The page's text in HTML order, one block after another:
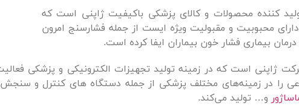
کننده محصولات و کالای پزشکی باکیفیت ژاپنی است که
محبوبیت و مقبولیت ویژه ایست از جمله فشارسنج امرون
بیماری فشار خون بیماران ایفا کرده است.
را در زمینه‌های مختلف پزشکی از جمله دستگاه های کنترل و سنجش
و… تولید می‌کند.